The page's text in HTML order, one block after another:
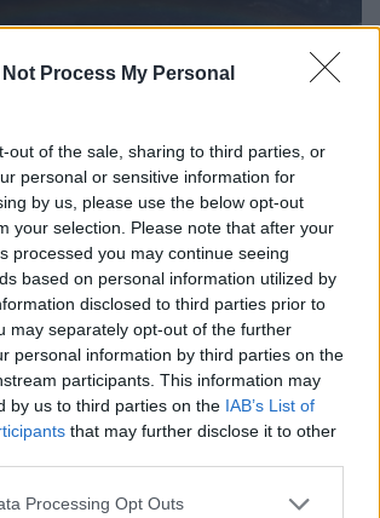
Not Process My Personal
out of the sale, sharing to third parties, or
personal or sensitive information for
by us, please use the below opt-out
your selection. Please note that after your
processed you may continue seeing
based on personal information utilized by
disclosed to third parties prior to
may separately opt-out of the further
personal information by third parties on the
participants. This information may
by us to third parties on the IAB’s List of
that may further disclose it to other
Processing Opt Outs
Φωτ.: Noaa / Unsplash
ΜΠΕ
Ακολουθήστε το OLAFAQ
στο Google News